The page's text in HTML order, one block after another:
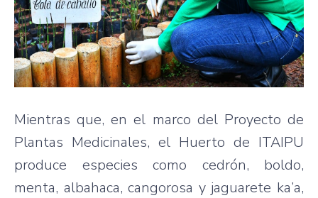
Mientras que, en el marco del Proyecto de
Plantas Medicinales, el Huerto de ITAIPU
produce especies como cedrón, boldo,
menta, albahaca, cangorosa y jaguarete ka’a,